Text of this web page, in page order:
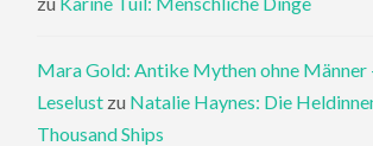
Mara Gold: Antike Mythen ohne Männer
Leselust zu Natalie Haynes: Die
Thousand Ships